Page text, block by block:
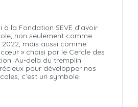
à la Fondation SEVE d’avoir
non seulement comme
2022, mais aussi comme
» choisi par le Cercle des
Au-delà du tremplin
pour développer nos
c’est un symbole